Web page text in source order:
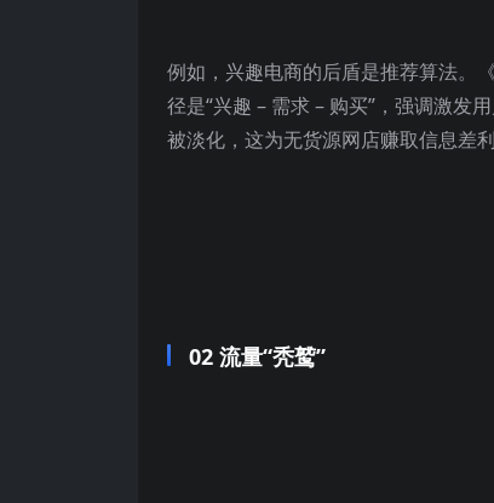
例如，兴趣电商的后盾是推荐算法。
径是“兴趣 – 需求 – 购买”，强调激发
被淡化，这为无货源网店赚取信息差
02 流量“秃鹫”